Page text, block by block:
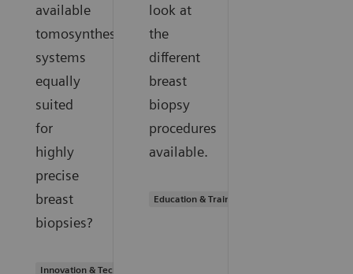
available
tomosynthesis
systems
equally
suited
for
highly
precise
breast
biopsies?
Innovation & Technology
look at
the
different
breast
biopsy
procedures
available.
Education & Training